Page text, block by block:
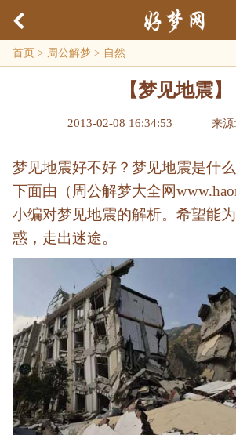
首页 > 周公解梦 > 自然
【梦见地震】
2013-02-08 16:34:53 来源
梦见地震好不好？梦见地震是什
下面由（周公解梦大全网
小编对梦见地震的解析。希望能
惑，走出迷途。